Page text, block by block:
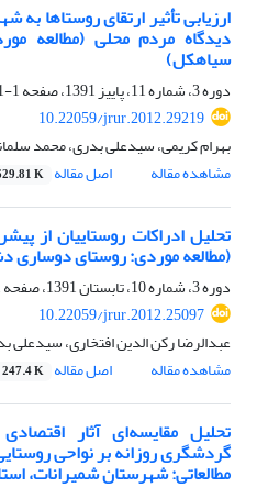
ارزیابی تأثیر ارتقای روستاها
دیدگاه مردم محلی (مطالعه
سیاهکل)
دوره 3، شماره 11، پاییز 1391، صفحه
1-31
10.22059/jrur.2012.29219
بهرام کریمی، سیدعلی بدری، محمد
مشاهده مقاله
اصل مقاله K
تحلیل ادراکات روستاییان از
(مطالعه موردی: روستای
دوره 3، شماره 10، تابستان 1391، صفحه
10.22059/jrur.2012.25097
عبدالرضا رکن الدین افتخاری، سیدعلی
مشاهده مقاله
اصل مقاله 247.4 K
تحلیل مقایسه‌ای آثار
گردشگری روزانه بر نواحی
مطالعاتی: شهرستان شمیرانات،